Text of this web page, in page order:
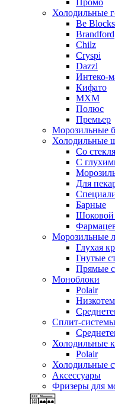
Холодильные
Be
Brandford
Chilz
Cryspi
Dazzl
Интеко-
Кифато
МХМ
Полюс
Премьер
Морозильные
Холодильные
Со
С
Для
Барные
Шоковой
Морозильные
Глухая
Гнутые
Прямые
Моноблоки
Polair
Сплит-системы
Холодильные
Polair
Холодильные
Аксессуары
Фризеры для